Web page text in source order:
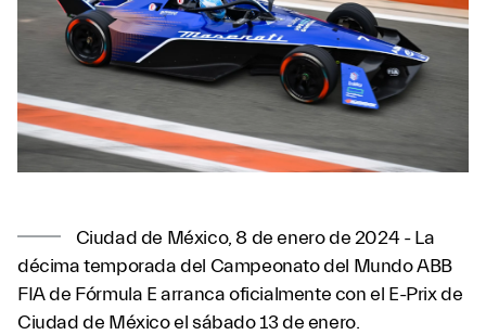
Ciudad de México, 8 de enero de 2024 - La
décima temporada del Campeonato del Mundo ABB
FIA de Fórmula E arranca oficialmente con el E-Prix de
Ciudad de México el sábado 13 de enero.